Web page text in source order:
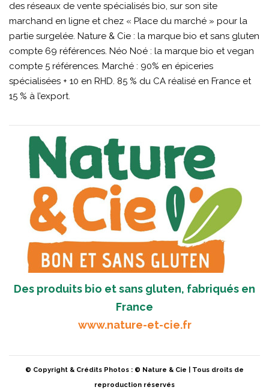
des réseaux de vente spécialisés bio, sur son site
marchand en ligne et chez « Place du marché » pour la
partie surgelée. Nature & Cie : la marque bio et sans gluten
compte 69 références. Néo Noé : la marque bio et vegan
compte 5 références. Marché : 90% en épiceries
spécialisées + 10 en RHD. 85 % du CA réalisé en France et
15 % à l’export.
Des produits bio et sans gluten, fabriqués en
France
www.nature-et-cie.fr
© Copyright & Crédits Photos : © Nature & Cie | Tous droits de
reproduction réservés